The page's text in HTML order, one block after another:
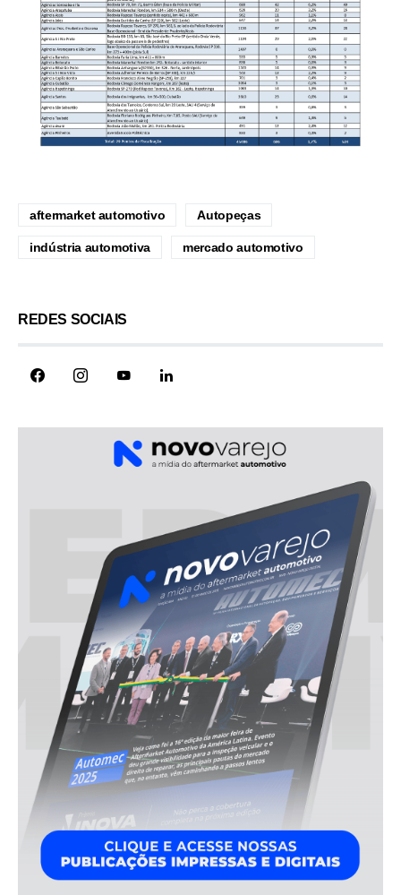
aftermarket automotivo Autopeças
indústria automotiva mercado automotivo
REDES SOCIAIS